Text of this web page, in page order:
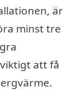
är
minst tre
att få